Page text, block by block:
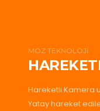
MOZ TEKNOLOJİ
Hareketli Kamera
Yatay hareket